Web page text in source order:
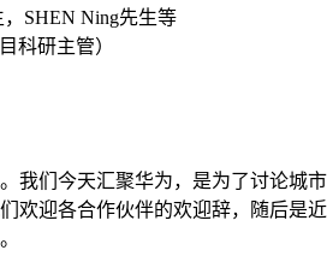
SHEN Ning先生等
科研主管）
我们今天汇聚华为，是为了讨论城市
欢迎各合作伙伴的欢迎辞，随后是